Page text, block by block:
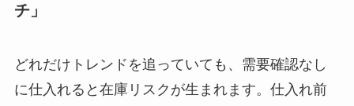
チ」
どれだけトレンドを追っていても、需要確認なし
に仕入れると在庫リスクが生まれます。仕入れ前